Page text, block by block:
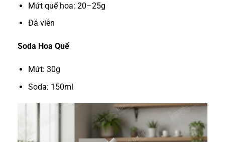
Mứt quế hoa: 20–25g
Đá viên
Soda Hoa Quế
Mứt: 30g
Soda: 150ml